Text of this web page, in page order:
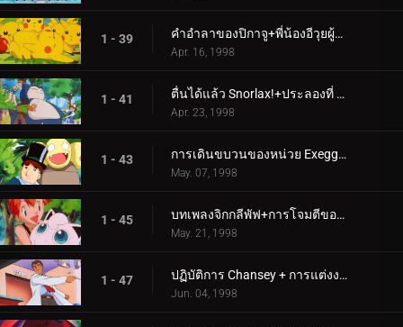
1 - 39 คำอำลาของปิกาจู+พี่น้องอีวุยผู้ต่อสู้
Apr. 16, 1998
1 - 41 ตื่นได้แล้ว Snorlax!+ประลองที่ Dark City
Apr. 23, 1998
1 - 43 การเดินขบวนของหน่วย Exeggutor+ปัญหากับ Paras
May. 07, 1998
1 - 45 บทเพลงจิกกลีพัฟ+การโจมตีของโปเกมอนยุคก่อนประวัติศาสตร์
May. 21, 1998
1 - 47 ปฏิบัติการ Chansey + การแต่งงานอันศักดิ์สิทธิ์!
Jun. 04, 1998